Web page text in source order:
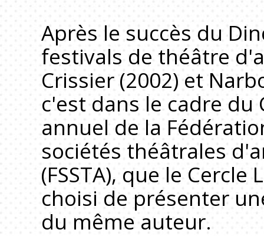
Après le succès du
festivals de théâtre
Crissier (2002) et
c'est dans le cadre du
annuel de la
sociétés théâtrales
(FSSTA), que le Cercle
choisi de présenter
du même auteur.